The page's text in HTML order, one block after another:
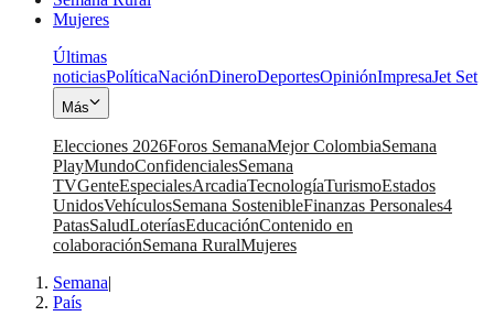
Mujeres
Últimas
noticiasPolíticaNaciónDineroDeportesOpiniónImpresaJet Set
Más
Elecciones 2026Foros SemanaMejor ColombiaSemana
PlayMundoConfidencialesSemana
TVGenteEspecialesArcadiaTecnologíaTurismoEstados
UnidosVehículosSemana SostenibleFinanzas Personales4
PatasSaludLoteríasEducaciónContenido en
colaboraciónSemana RuralMujeres
Semana|
País